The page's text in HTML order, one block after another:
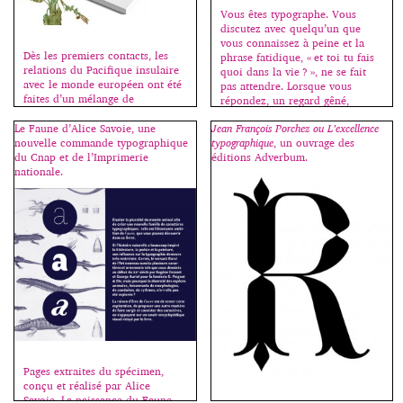
Dès les premiers contacts, les
relations du Pacifique insulaire
avec le monde européen ont été
faites d’un mélange de
fascination et de méfiance. Les
mythes, noirs ou blancs,
circulaient, mais s’il était une
dimension qui manquait trop
souvent aux images véhiculées
sur cette partie du monde,
c’était bien celle de la
compréhension. Projections
idéologiques floues, […]
Vous êtes typographe. Vous
discutez avec quelqu’un que
vous connaissez à peine et la
phrase fatidique, « et toi tu fais
quoi dans la vie ? », ne se fait
pas attendre. Lorsque vous
répondez, un regard gêné,
palpable, s’installe chez celui ou
celle qui regrette déjà d’avoir
posé la question et oscille […]
Le Faune d’Alice Savoie, une
nouvelle commande typographique
du Cnap et de l’Imprimerie
nationale.
Pages extraites du spécimen,
conçu et réalisé par Alice
Jean François Porchez ou L’excellence
typographique, un ouvrage des
éditions Adverbum.